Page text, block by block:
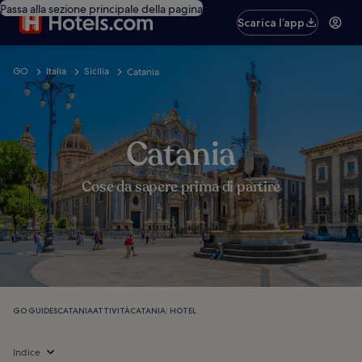
Passa alla sezione principale della pagina
Scarica l’app
GO Italia Sicilia Catania
Catania
Cose da sapere prima di partire
GO GUIDESCATANIAATTIVITÀCATANIA: HOTEL
Indice